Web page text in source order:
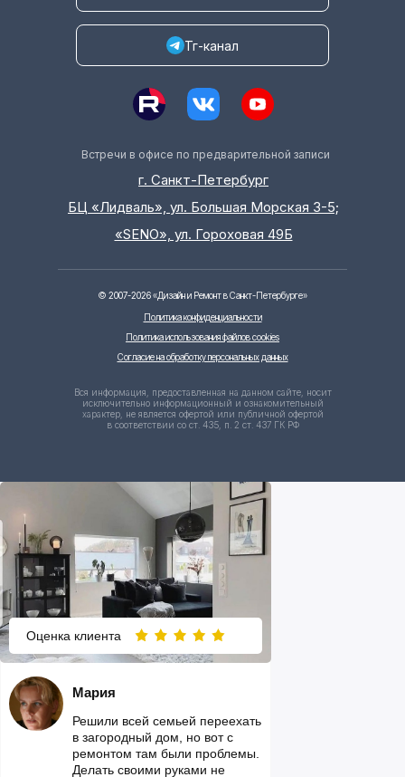
г. Санкт-Петербург
БЦ «Лидваль», ул. Большая Морская 3-5;
«SENO», ул. Гороховая 49Б
Встречи в офисе по предварительной записи
Тг-канал
Политика конфиденциальности
Согласие на обработку персональных данных
Политика использования файлов cookies
© 2007-2026«Дизайн и Ремонт в Санкт-Петербурге»
Вся информация, предоставленная на данном сайте, носит
исключительно информационный и ознакомительный
характер, не является офертой или публичной офертой
в соответствии со ст. 435, п. 2 ст. 437 ГК РФ
Оценка клиента
Решили всей семьей переехать
в загородный дом, но вот с
ремонтом там были проблемы.
Делать своими руками не
Мария